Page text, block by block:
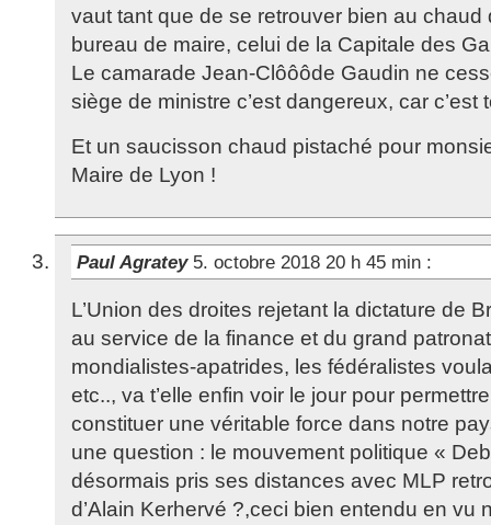
vaut tant que de se retrouver bien au chaud
bureau de maire, celui de la Capitale des
Le camarade Jean-Clôôôde Gaudin ne
siège de ministre c’est dangereux, car c’est
Et un saucisson chaud pistaché pour
Maire de Lyon !
Paul Agratey 5. octobre 2018 20 h 45 min :
L’Union des droites rejetant la dictature de
au service de la finance et du grand
mondialistes-apatrides, les fédéralistes
etc.., va t’elle enfin voir le jour pour
constituer une véritable force dans notre
une question : le mouvement politique «
désormais pris ses distances avec MLP
d’Alain Kerhervé ?,ceci bien entendu en vu